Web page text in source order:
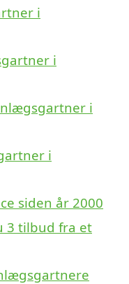
i
i
i
i
siden år 2000
3 tilbud fra et